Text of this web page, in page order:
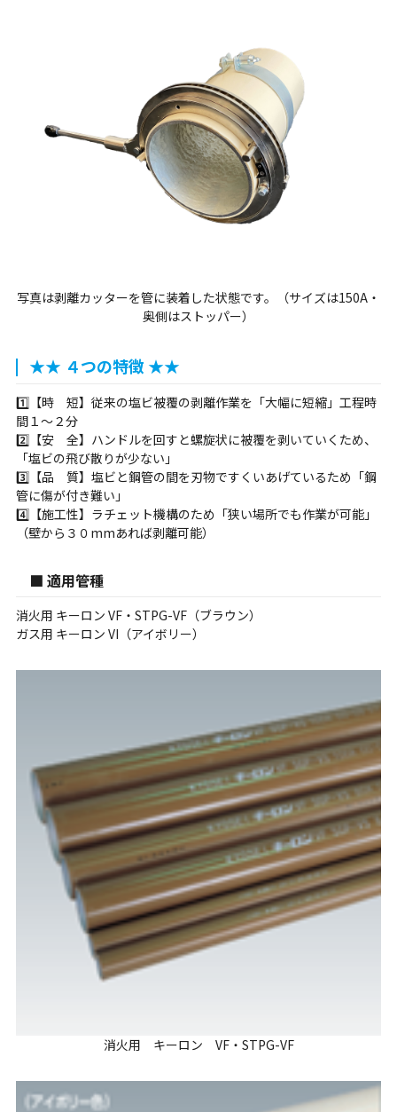
写真は剥離カッターを管に装着した状態です。（サイズは150A・
奥側はストッパー）
★★ ４つの特徴 ★★
1️⃣【時 短】従来の塩ビ被覆の剥離作業を「大幅に短縮」工程時
間１～２分
2️⃣【安 全】ハンドルを回すと螺旋状に被覆を剥いていくため、
「塩ビの飛び散りが少ない」
3️⃣【品 質】塩ビと鋼管の間を刃物ですくいあげているため「鋼
管に傷が付き難い」
4️⃣【施工性】ラチェット機構のため「狭い場所でも作業が可能」
（壁から３０mmあれば剥離可能）
■ 適用管種
消火用 キーロン VF・STPG-VF（ブラウン）
ガス用 キーロン VI（アイボリー）
消火用 キーロン VF・STPG-VF